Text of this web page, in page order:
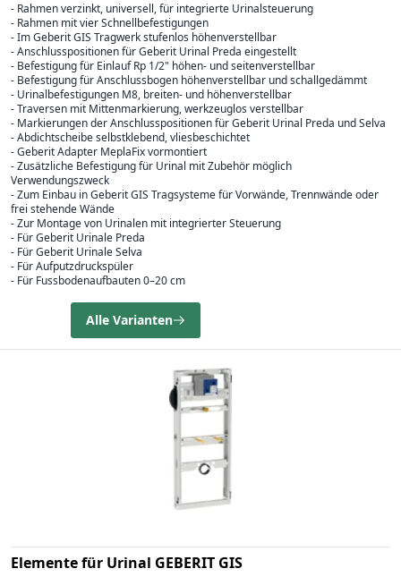
- Rahmen verzinkt, universell, für integrierte Urinalsteuerung
- Rahmen mit vier Schnellbefestigungen
- Im Geberit GIS Tragwerk stufenlos höhenverstellbar
- Anschlusspositionen für Geberit Urinal Preda eingestellt
- Befestigung für Einlauf Rp 1/2" höhen- und seitenverstellbar
- Befestigung für Anschlussbogen höhenverstellbar und schallgedämmt
- Urinalbefestigungen M8, breiten- und höhenverstellbar
- Traversen mit Mittenmarkierung, werkzeuglos verstellbar
- Markierungen der Anschlusspositionen für Geberit Urinal Preda und Selva
- Abdichtscheibe selbstklebend, vliesbeschichtet
- Geberit Adapter MeplaFix vormontiert
- Zusätzliche Befestigung für Urinal mit Zubehör möglich
Verwendungszweck
- Zum Einbau in Geberit GIS Tragsysteme für Vorwände, Trennwände oder
frei stehende Wände
- Zur Montage von Urinalen mit integrierter Steuerung
- Für Geberit Urinale Preda
- Für Geberit Urinale Selva
- Für Aufputzdruckspüler
- Für Fussbodenaufbauten 0–20 cm
Alle Varianten
Elemente für Urinal GEBERIT GIS